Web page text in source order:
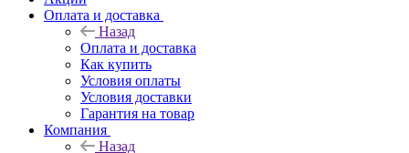
Оплата и доставка
Назад
Оплата и доставка
Как купить
Условия оплаты
Условия доставки
Гарантия на товар
Компания
Назад